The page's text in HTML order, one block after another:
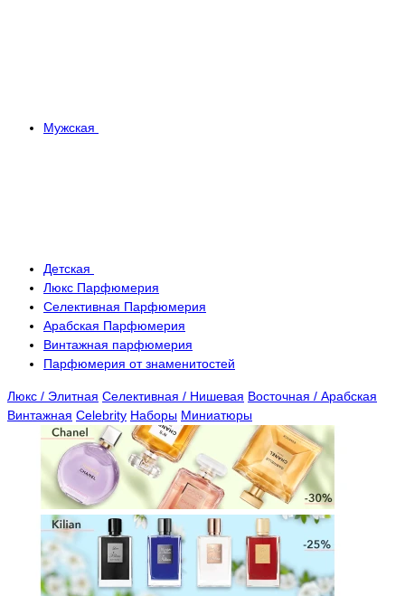
Мужская
Детская
Люкс Парфюмерия
Селективная Парфюмерия
Арабская Парфюмерия
Винтажная парфюмерия
Парфюмерия от знаменитостей
Люкс / Элитная Селективная / Нишевая Восточная / Арабская
Винтажная Celebrity Наборы Миниатюры